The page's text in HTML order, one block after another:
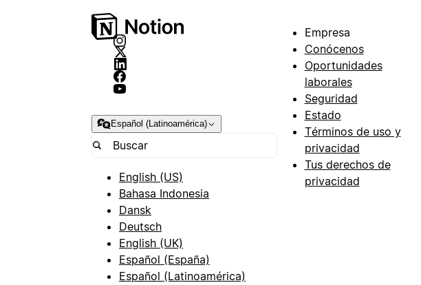
Español (Latinoamérica)
English (US)
Bahasa Indonesia
Dansk
Deutsch
English (UK)
Español (España)
Español (Latinoamérica)
Empresa
Conócenos
Oportunidades
laborales
Seguridad
Estado
Términos de uso y
privacidad
Tus derechos de
privacidad